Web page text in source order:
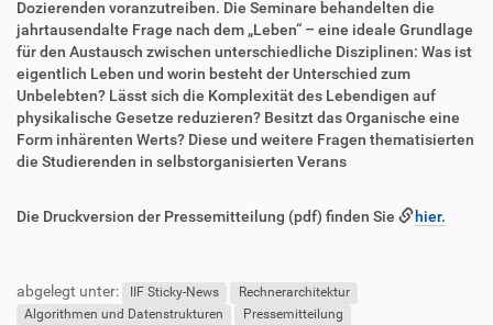
Dozierenden voranzutreiben. Die Seminare behandelten die
jahrtausendalte Frage nach dem „Leben“ – eine ideale Grundlage
für den Austausch zwischen unterschiedliche Disziplinen: Was ist
eigentlich Leben und worin besteht der Unterschied zum
Unbelebten? Lässt sich die Komplexität des Lebendigen auf
physikalische Gesetze reduzieren? Besitzt das Organische eine
Form inhärenten Werts? Diese und weitere Fragen thematisierten
die Studierenden in selbstorganisierten Verans
Die Druckversion der Pressemitteilung (pdf) finden Sie
hier.
ß
n
abgelegt unter: IIF Sticky-News
Rechnerarchitektur
Algorithmen und Datenstrukturen
Pressemitteilung